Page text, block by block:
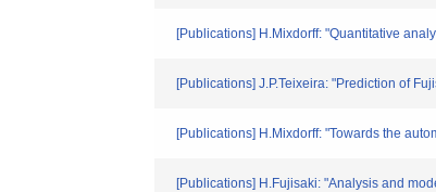
[Publications] H.Mixdorff: "Quantitative
[Publications] J.P.Teixeira: "Prediction of
[Publications] H.Mixdorff: "Towards the
[Publications] H.Fujisaki: "Analysis and